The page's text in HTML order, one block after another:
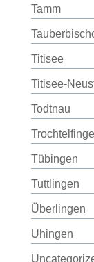
Tamm
Titisee
Titisee-
Todtnau
Tübingen
Tuttlingen
Überlingen
Uhingen